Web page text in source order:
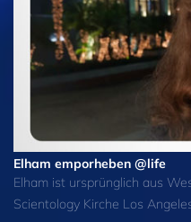
Elham emporheben @life
Elham ist ursprünglich aus
Scientology Kirche Los